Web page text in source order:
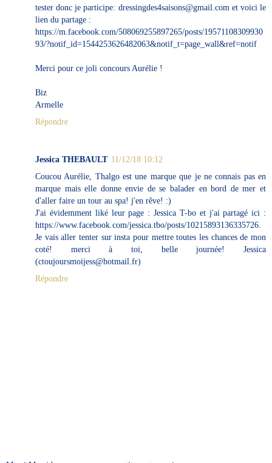
tester donc je participe: dressingdes4saisons@gmail.com et voici le
lien du partage :
https://m.facebook.com/508069255897265/posts/19571108309930
93/?notif_id=1544253626482063&notif_t=page_wall&ref=notif
Merci pour ce joli concours Aurélie !
Biz
Armelle
Répondre
Jessica THEBAULT 11/12/18 10:12
Coucou Aurélie, Thalgo est une marque que je ne connais pas en
marque mais elle donne envie de se balader en bord de mer et
d'aller faire un tour au spa! j'en rêve! :)
J'ai évidemment liké leur page : Jessica T-bo et j'ai partagé ici :
https://www.facebook.com/jessica.tbo/posts/10215893136335726.
Je vais aller tenter sur insta pour mettre toutes les chances de mon
coté! merci à toi, belle journée! Jessica
(ctoujoursmoijess@hotmail.fr)
Répondre